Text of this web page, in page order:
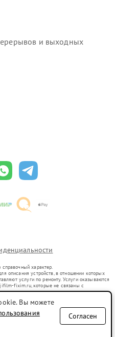
и выходных
характер.
описания устройств, в отношении которых
услуги по ремонту. Услуги оказываются
fixim.ru, которые не связаны с
представителями.
в гражданский оборот в соответствии
индивидуализации услуг или введения
о предоставляемых услугах по
публичной офертой, определяемой
РФ
Вы можете
Согласен